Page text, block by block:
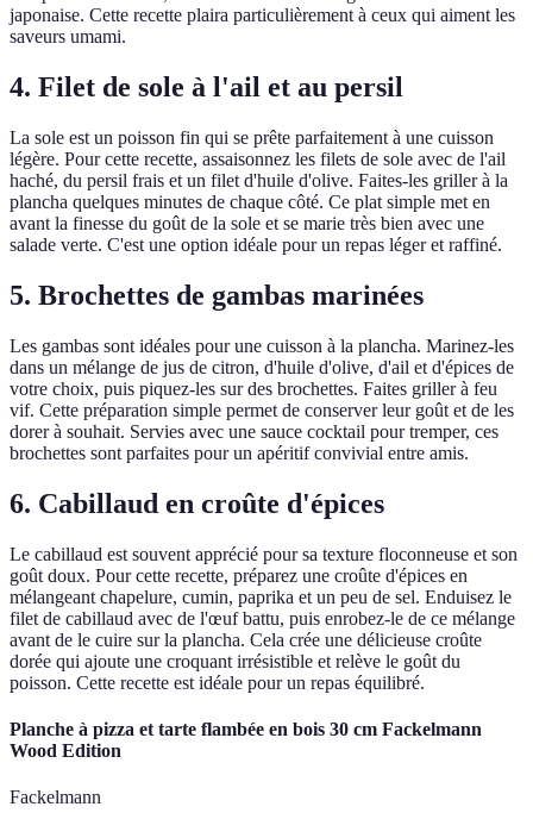
japonaise. Cette recette plaira particulièrement à ceux qui aiment les
saveurs umami.
4. Filet de sole à l'ail et au persil
La sole est un poisson fin qui se prête parfaitement à une cuisson
légère. Pour cette recette, assaisonnez les filets de sole avec de l'ail
haché, du persil frais et un filet d'huile d'olive. Faites-les griller à la
plancha quelques minutes de chaque côté. Ce plat simple met en
avant la finesse du goût de la sole et se marie très bien avec une
salade verte. C'est une option idéale pour un repas léger et raffiné.
5. Brochettes de gambas marinées
Les gambas sont idéales pour une cuisson à la plancha. Marinez-les
dans un mélange de jus de citron, d'huile d'olive, d'ail et d'épices de
votre choix, puis piquez-les sur des brochettes. Faites griller à feu
vif. Cette préparation simple permet de conserver leur goût et de les
dorer à souhait. Servies avec une sauce cocktail pour tremper, ces
brochettes sont parfaites pour un apéritif convivial entre amis.
6. Cabillaud en croûte d'épices
Le cabillaud est souvent apprécié pour sa texture floconneuse et son
goût doux. Pour cette recette, préparez une croûte d'épices en
mélangeant chapelure, cumin, paprika et un peu de sel. Enduisez le
filet de cabillaud avec de l'œuf battu, puis enrobez-le de ce mélange
avant de le cuire sur la plancha. Cela crée une délicieuse croûte
dorée qui ajoute une croquant irrésistible et relève le goût du
poisson. Cette recette est idéale pour un repas équilibré.
Planche à pizza et tarte flambée en bois 30 cm Fackelmann
Wood Edition
Fackelmann